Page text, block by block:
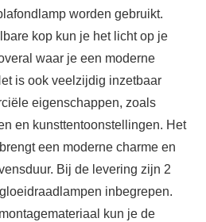
worden gebruikt.
kop kun je het licht op je
waar je een moderne
is ook veelzijdig inzetbaar
eigenschappen, zoals
en kunsttentoonstellingen. Het
een moderne charme en
Bij de levering zijn 2
inbegrepen.
kun je de